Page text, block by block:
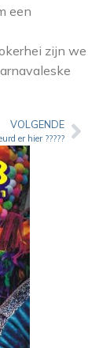
een
zijn we
VOLGENDE
er hier ?????